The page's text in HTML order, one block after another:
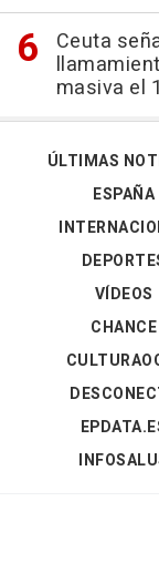
Ceuta
masiva el
ÚLTIMAS
ESPAÑA
VÍDEOS
CHANCE